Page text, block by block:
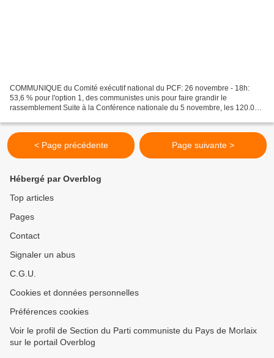
COMMUNIQUE du Comité exécutif national du PCF: 26 novembre - 18h:
53,6 % pour l'option 1, des communistes unis pour faire grandir le
rassemblement Suite à la Conférence nationale du 5 novembre, les 120.000
< Page précédente Page suivante >
Hébergé par Overblog
Top articles
Pages
Contact
Signaler un abus
C.G.U.
Cookies et données personnelles
Préférences cookies
Voir le profil de Section du Parti communiste du Pays de Morlaix
sur le portail Overblog